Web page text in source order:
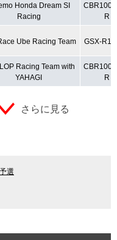
Honda Dream SI
Racing
R
Ube Racing Team GSX-
Racing Team with
YAHAGI
R
さらに見る
予選